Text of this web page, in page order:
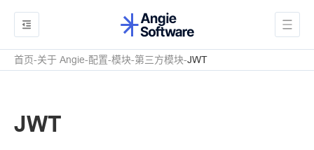
首页 关于 Angie 配置 模块 第三方模块 JWT
JWT